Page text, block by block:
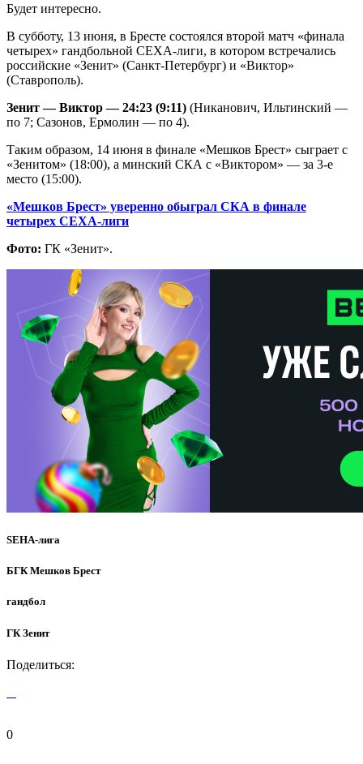
Будет интересно.
В субботу, 13 июня, в Бресте состоялся второй матч «финала
четырех» гандбольной СЕХА-лиги, в котором встречались
российские «Зенит» (Санкт-Петербург) и «Виктор»
(Ставрополь).
Зенит — Виктор — 24:23 (9:11) (Никанович, Ильтинский —
по 7; Сазонов, Ермолин — по 4).
Таким образом, 14 июня в финале «Мешков Брест» сыграет с
«Зенитом» (18:00), а минский СКА с «Виктором» — за 3-е
место (15:00).
«Мешков Брест» уверенно обыграл СКА в финале
четырех СЕХА-лиги
Фото: ГК «Зенит».
SEHA-лига
БГК Мешков Брест
гандбол
ГК Зенит
Поделиться:
0